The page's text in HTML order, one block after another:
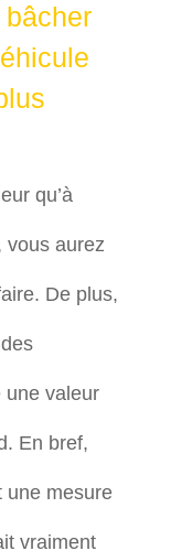
bâcher
qu’à
vous aurez
De plus,
une valeur
En bref,
une mesure
vraiment